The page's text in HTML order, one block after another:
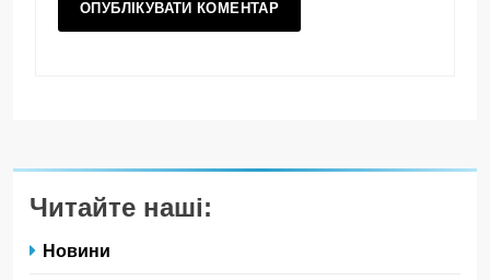
Читайте наші:
Новини